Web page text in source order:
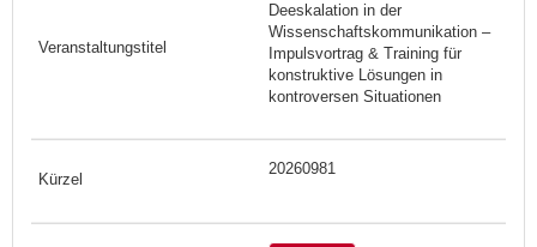
Deeskalation in der
Wissenschaftskommunikation –
Impulsvortrag & Training für
konstruktive Lösungen in
kontroversen Situationen
20260981